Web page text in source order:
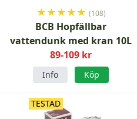
★★★★★ (108)
BCB Hopfällbar
vattendunk med kran 10L
89-109 kr
Info Köp
TESTAD